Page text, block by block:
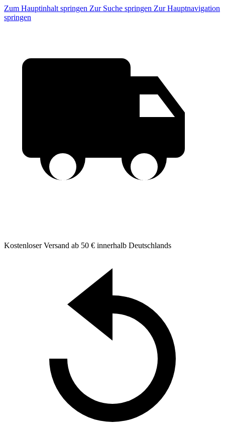
Zum Hauptinhalt springen Zur Suche springen Zur Hauptnavigation
springen
Kostenloser Versand ab 50 € innerhalb Deutschlands